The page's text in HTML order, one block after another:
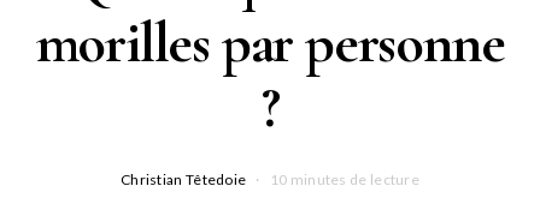
morilles par personne
?
Christian Têtedoie 10 minutes de lecture